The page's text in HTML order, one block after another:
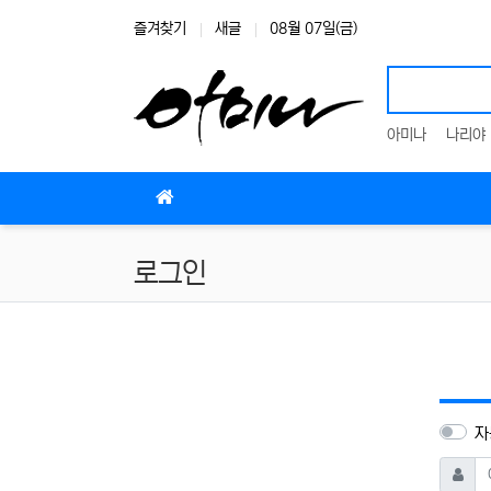
즐겨찾기 새글 08월 07일(금)
아미나 나리야
로그인
아이디